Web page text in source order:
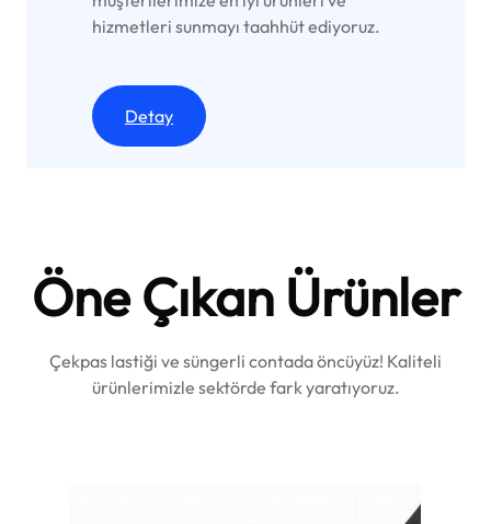
hizmetleri sunmayı taahhüt ediyoruz.
Detay
Öne Çıkan Ürünler
Çekpas lastiği ve süngerli contada öncüyüz! Kaliteli
ürünlerimizle sektörde fark yaratıyoruz.